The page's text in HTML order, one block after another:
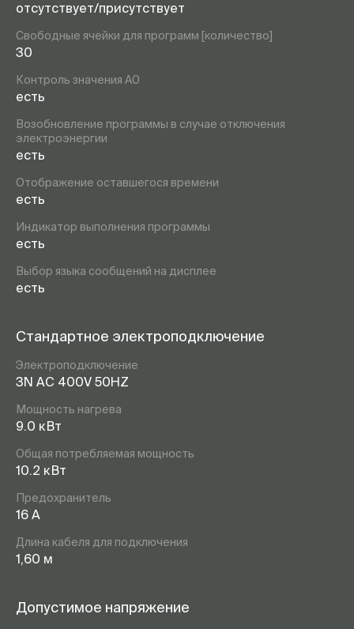
отсутствует/присутствует
Свободные ячейки для программ [количество]
30
Контроль значения А0
есть
Возобновление программы в случае отключения
электроэнергии
есть
Отображение оставшегося времени
есть
Индикатор выполнения программы
есть
Выбор языка сообщений на дисплее
есть
Стандартное электроподключение
Электроподключение
3N AC 400V 50HZ
Мощность нагрева
9.0 кВт
Общая потребляемая мощность
10.2 кВт
Предохранитель
16 А
Длина кабеля для подключения
1,60 м
Допустимое напряжение